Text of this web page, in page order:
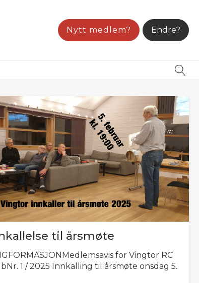
Nytt medlem? Endre?
til årsmøte
for Vingtor RC
1 / 2025 Innkalling til årsmøte onsdag 5.